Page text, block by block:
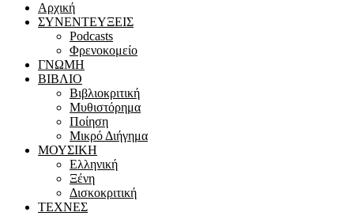
Αρχική
ΣΥΝΕΝΤΕΥΞΕΙΣ
Podcasts
Φρενοκομείο
ΓΝΩΜΗ
ΒΙΒΛΙΟ
Βιβλιοκριτική
Μυθιστόρημα
Ποίηση
Μικρό Διήγημα
ΜΟΥΣΙΚΗ
Ελληνική
Ξένη
Δισκοκριτική
ΤΕΧΝΕΣ